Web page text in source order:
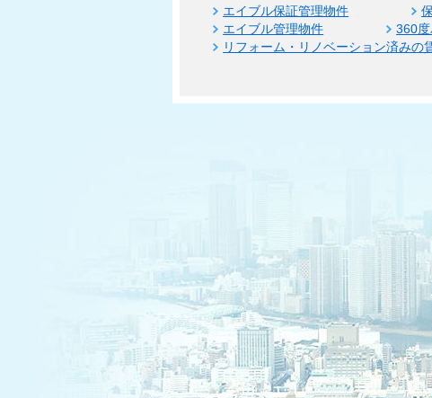
エイブル保証管理物件
エイブル管理物件
360
リフォーム・リノベーション済みの